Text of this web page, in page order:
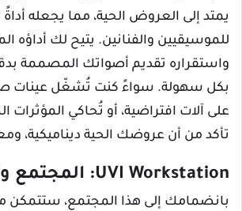
يمتد إلى العروض الحية، مما يجعله
للموسيقيين والفنانين. يتيح لك أداؤه
واستقراره تقديم أصواتك المصممة
بكل سهولة. سواءً كنت تُشغّل عينات
على آلات افتراضية، أو تُحاكي المؤثرات
تأكد من أن عروضك الحية ديناميكية،
UVI Workstation: المجتمع والدعم
بانضمامك إلى هذا المجتمع، ستتمكن